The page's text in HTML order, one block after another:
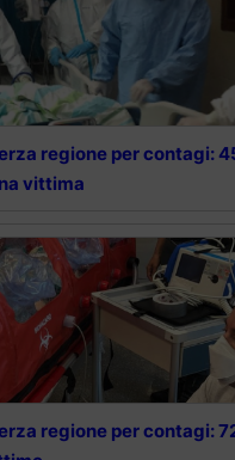
regione per contagi:
vittima
regione per contagi: